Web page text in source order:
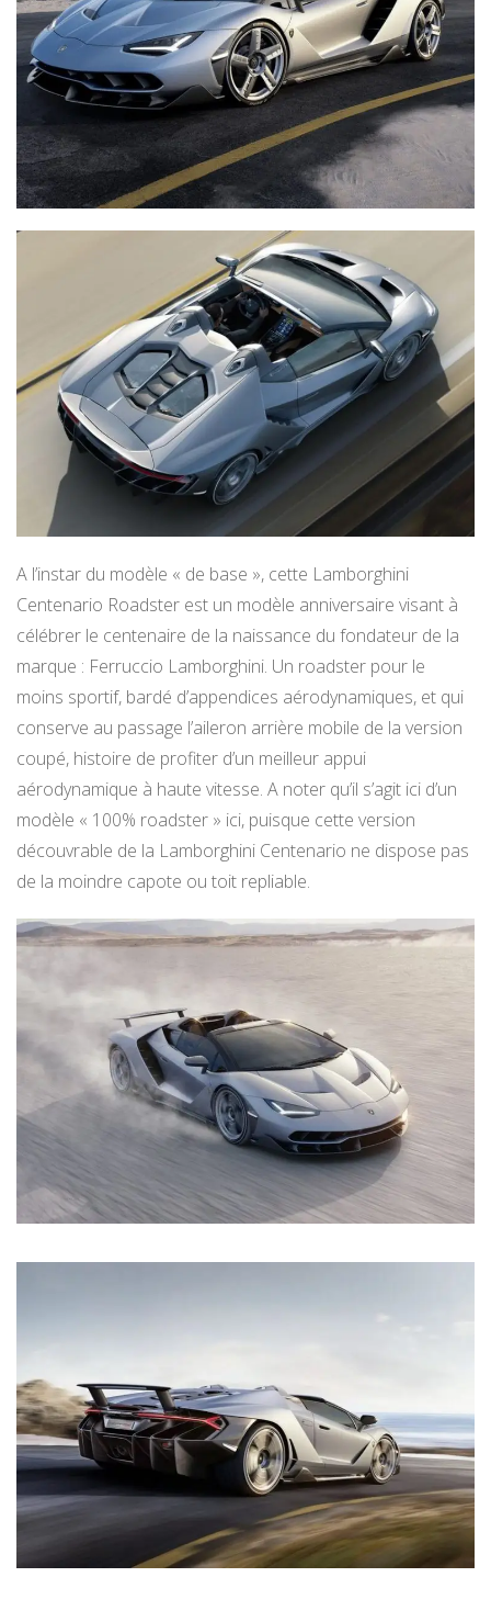
A l’instar du modèle « de base », cette Lamborghini
Centenario Roadster est un modèle anniversaire visant à
célébrer le centenaire de la naissance du fondateur de la
marque : Ferruccio Lamborghini. Un roadster pour le
moins sportif, bardé d’appendices aérodynamiques, et qui
conserve au passage l’aileron arrière mobile de la version
coupé, histoire de profiter d’un meilleur appui
aérodynamique à haute vitesse. A noter qu’il s’agit ici d’un
modèle « 100% roadster » ici, puisque cette version
découvrable de la Lamborghini Centenario ne dispose pas
de la moindre capote ou toit repliable.